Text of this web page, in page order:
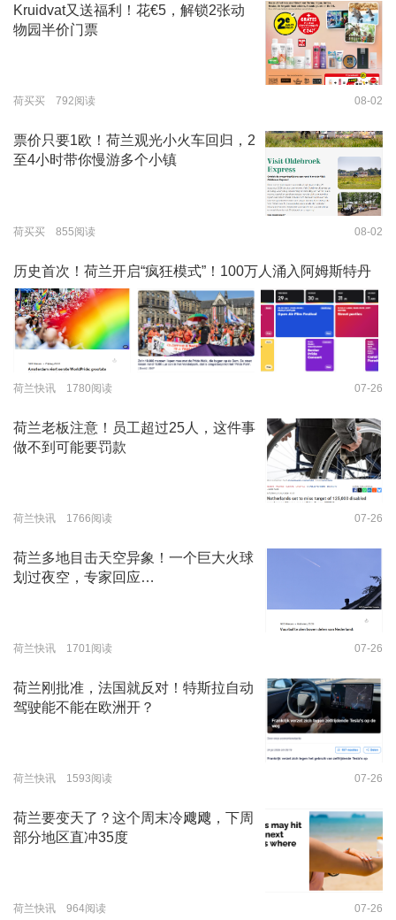
Kruidvat又送福利！花€5，解锁2张动
物园半价门票
荷买买 792阅读 08-02
票价只要1欧！荷兰观光小火车回归，2
至4小时带你慢游多个小镇
荷买买 855阅读 08-02
历史首次！荷兰开启“疯狂模式”！100万人涌入阿姆斯特丹
荷兰快讯 1780阅读 07-26
荷兰老板注意！员工超过25人，这件事
做不到可能要罚款
荷兰快讯 1766阅读 07-26
荷兰多地目击天空异象！一个巨大火球
划过夜空，专家回应…
荷兰快讯 1701阅读 07-26
荷兰刚批准，法国就反对！特斯拉自动
驾驶能不能在欧洲开？
荷兰快讯 1593阅读 07-26
荷兰要变天了？这个周末冷飕飕，下周
部分地区直冲35度
荷兰快讯 964阅读 07-26